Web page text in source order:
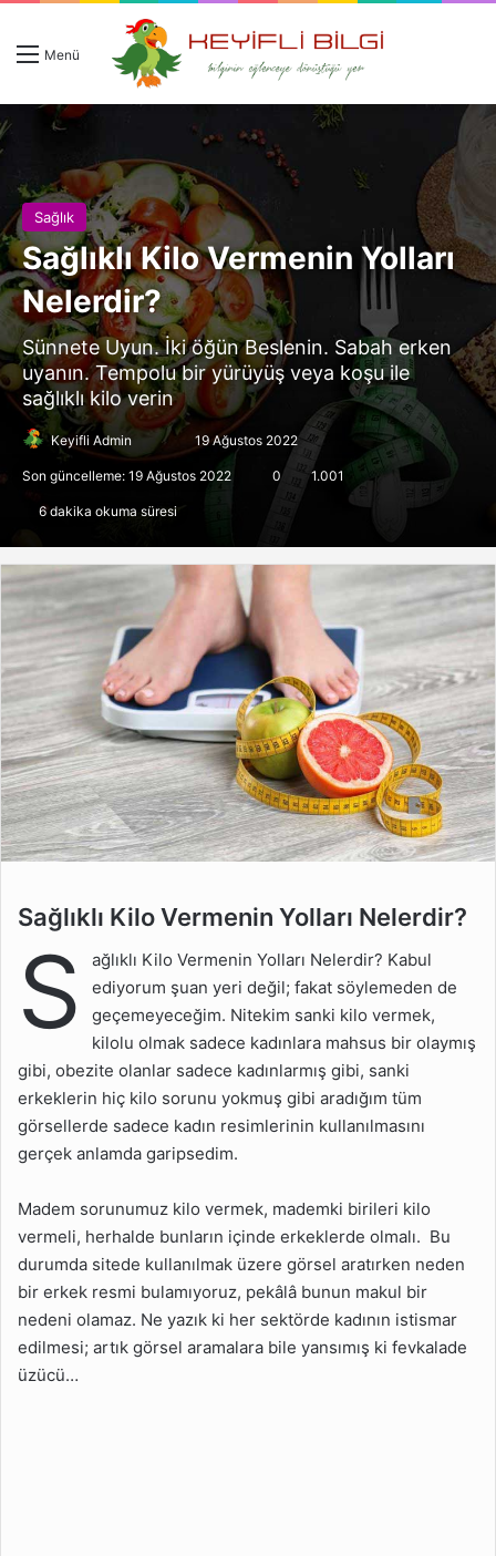
Menü
Sağlık
Sağlıklı Kilo Vermenin Yolları
Nelerdir?
Sünnete Uyun. İki öğün Beslenin. Sabah erken
uyanın. Tempolu bir yürüyüş veya koşu ile
sağlıklı kilo verin
Keyifli Admin
Follow
Bir
göndermek
19 Ağustos 2022
Son güncelleme: 19 Ağustos 2022 0 1.001
6 dakika okuma süresi
Sağlıklı Kilo Vermenin
Yolları Nelerdir?
Kilolu Olmanın Zararları
Nelerdir?
Sağlıklı Kilo Nasıl Verilir?
Evde Kilo Vermenin 10
Yolu Nedir?
Hızlı Kilo Vermek Zararlı
mı?
Mutlaka Egzersiz Yapmak
Gerekir mi?
Kilo Vermeyle Alakalı
Önemli Bilgiler
Sağlıklı Kilo Vermenin Yolları Nelerdir?
S
ağlıklı Kilo Vermenin Yolları Nelerdir? Kabul
ediyorum şuan yeri değil; fakat söylemeden de
geçemeyeceğim. Nitekim sanki kilo vermek,
kilolu olmak sadece kadınlara mahsus bir olaymış
gibi, obezite olanlar sadece kadınlarmış gibi, sanki
erkeklerin hiç kilo sorunu yokmuş gibi aradığım tüm
görsellerde sadece kadın resimlerinin kullanılmasını
gerçek anlamda garipsedim.
Madem sorunumuz kilo vermek, mademki birileri kilo
vermeli, herhalde bunların içinde erkeklerde olmalı. Bu
durumda sitede kullanılmak üzere görsel aratırken neden
bir erkek resmi bulamıyoruz, pekâlâ bunun makul bir
nedeni olamaz. Ne yazık ki her sektörde kadının istismar
edilmesi; artık görsel aramalara bile yansımış ki fevkalade
üzücü…